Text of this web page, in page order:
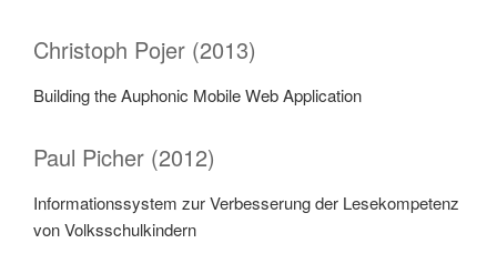
Christoph Pojer (2013)
Building the Auphonic Mobile Web Application
Paul Picher (2012)
Informationssystem zur Verbesserung der Lesekompetenz
von Volksschulkindern